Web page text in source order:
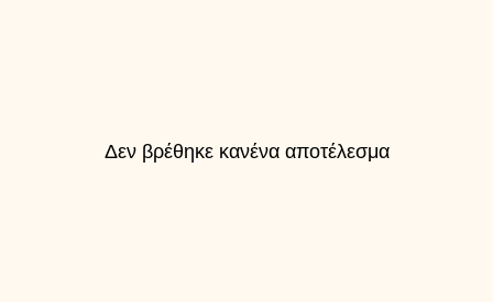
Δεν βρέθηκε κανένα αποτέλεσμα